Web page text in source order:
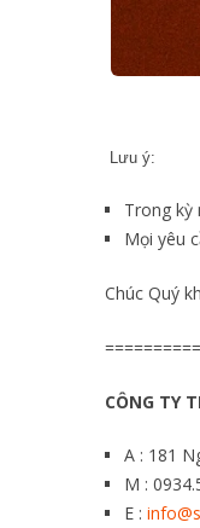
Lưu ý:
Trong kỳ
Mọi yêu
Chúc Quý
CÔNG TY
A : 181
M :
E :